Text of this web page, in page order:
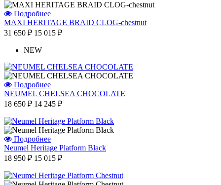
Подробнее
MAXI HERITAGE BRAID CLOG-chestnut
31 650 ₽ 15 015 ₽
NEW
Подробнее
NEUMEL CHELSEA CHOCOLATE
18 650 ₽ 14 245 ₽
Подробнее
Neumel Heritage Platform Black
18 950 ₽ 15 015 ₽